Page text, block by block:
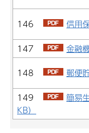
146
信用
147
金融
148
郵便
149
簡易
KB）